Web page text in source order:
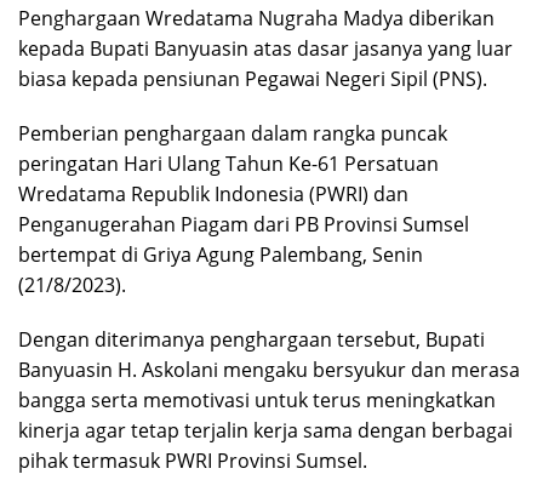
Penghargaan Wredatama Nugraha Madya diberikan
kepada Bupati Banyuasin atas dasar jasanya yang luar
biasa kepada pensiunan Pegawai Negeri Sipil (PNS).
Pemberian penghargaan dalam rangka puncak
peringatan Hari Ulang Tahun Ke-61 Persatuan
Wredatama Republik Indonesia (PWRI) dan
Penganugerahan Piagam dari PB Provinsi Sumsel
bertempat di Griya Agung Palembang, Senin
(21/8/2023).
Dengan diterimanya penghargaan tersebut, Bupati
Banyuasin H. Askolani mengaku bersyukur dan merasa
bangga serta memotivasi untuk terus meningkatkan
kinerja agar tetap terjalin kerja sama dengan berbagai
pihak termasuk PWRI Provinsi Sumsel.